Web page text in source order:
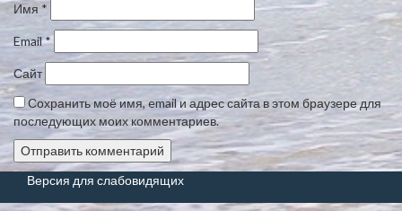
Имя *
Email*
Сайт
Сохранить моё имя, email и адрес сайта в этом браузере для
последующих моих комментариев.
Версия для слабовидящих